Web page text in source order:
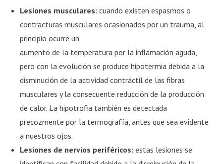
Lesiones musculares: cuando existen espasmos o
contracturas musculares ocasionados por un trauma, al
principio ocurre un
aumento de la temperatura por la inflamación aguda,
pero con la evolución se produce hipotermia debida a la
disminución de la actividad contráctil de las fibras
musculares y la consecuente reducción de la producción
de calor. La hipotrofia también es detectada
precozmente por la termografía, antes que sea evidente
a nuestros ojos.
Lesiones de nervios periféricos: estas lesiones se